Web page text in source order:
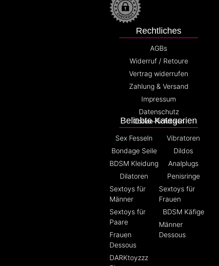
Beliebte Kategorien
Sex Fesseln
Bondage Seile
BDSM Kleidung
Dilatoren
Sextoys für
Männer
Sextoys für
Paare
Frauen
Dessous
DARKtoyzzz
Vibratoren
Dildos
Analplugs
Penisringe
Sextoys für
Frauen
BDSM Käfige
Männer
Dessous
Rechtliches
AGBs
Widerruf / Retoure
Vertrag widerrufen
Zahlung & Versand
Impressum
Datenschutz
Cookie-Richtlinien